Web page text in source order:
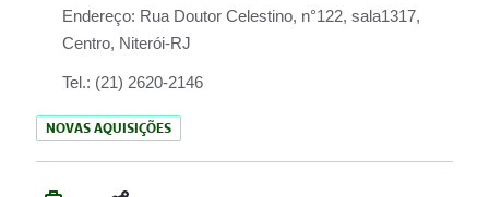
Endereço: Rua Doutor Celestino, n°122, sala1317,
Centro, Niterói-RJ
Tel.: (21) 2620-2146
NOVAS AQUISIÇÕES